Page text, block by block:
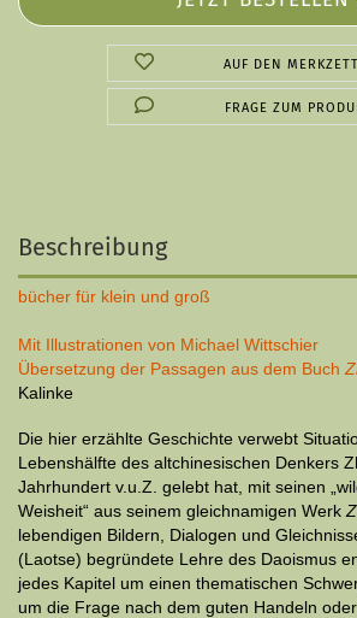
AUF DEN
FRAGE ZUM
Beschreibung
bücher für klein und groß
Mit Illustrationen von Michael Wittschier
Übersetzung der Passagen aus dem Buch
Kalinke
Die hier erzählte Geschichte verwebt
Lebenshälfte des altchinesischen Denkers
Jahrhundert v.u.Z. gelebt hat, mit seinen
Weisheit“ aus seinem gleichnamigen Werk
lebendigen Bildern, Dialogen und
(Laotse) begründete Lehre des Daoismus
jedes Kapitel um einen thematischen
um die Frage nach dem guten Handeln